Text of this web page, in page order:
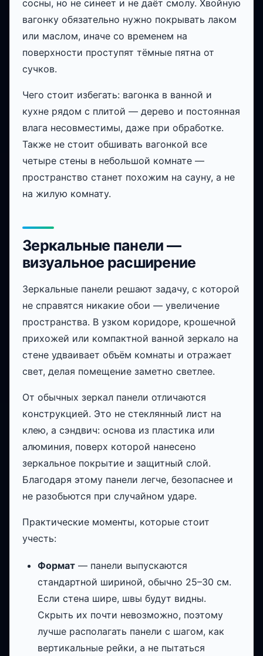
сосны, но не синеет и не даёт смолу. Хвойную
вагонку обязательно нужно покрывать лаком
или маслом, иначе со временем на
поверхности проступят тёмные пятна от
сучков.
Чего стоит избегать: вагонка в ванной и
кухне рядом с плитой — дерево и постоянная
влага несовместимы, даже при обработке.
Также не стоит обшивать вагонкой все
четыре стены в небольшой комнате —
пространство станет похожим на сауну, а не
на жилую комнату.
Зеркальные панели —
визуальное расширение
Зеркальные панели решают задачу, с которой
не справятся никакие обои — увеличение
пространства. В узком коридоре, крошечной
прихожей или компактной ванной зеркало на
стене удваивает объём комнаты и отражает
свет, делая помещение заметно светлее.
От обычных зеркал панели отличаются
конструкцией. Это не стеклянный лист на
клею, а сэндвич: основа из пластика или
алюминия, поверх которой нанесено
зеркальное покрытие и защитный слой.
Благодаря этому панели легче, безопаснее и
не разобьются при случайном ударе.
Практические моменты, которые стоит
учесть:
Формат — панели выпускаются
стандартной шириной, обычно 25–30 см.
Если стена шире, швы будут видны.
Скрыть их почти невозможно, поэтому
лучше располагать панели с шагом, как
вертикальные рейки, а не пытаться